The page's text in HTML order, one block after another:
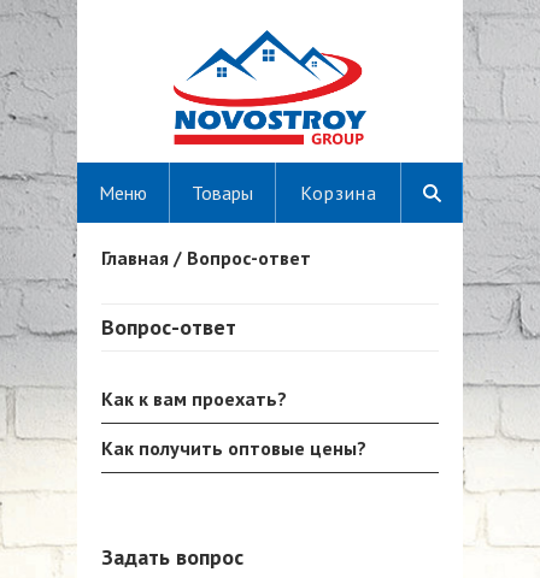
Корзина
Меню Товары
Вы здесь
Главная / Вопрос-ответ
Вопрос-ответ
Как к вам проехать?
Как получить оптовые цены?
Задать вопрос